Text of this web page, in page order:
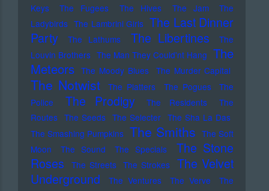
Keys
The Fugees The Hives The Jam
The
Ladybirds The Lambrini Girls The Last Dinner
Party
The Lathums The Libertines
The
Louvin Brothers The Man They Could'nt Hang The
Meteors The Moody Blues The Murder Capital
The Notwist The Platters The Pogues
The
Police
The Prodigy The Residents
The
Routes The Seeds The Selecter The Sha La Das
The Smashing Pumpkins The Smiths The Soft
Moon
The Sound The Specials
The Stone
Roses
The Streets The Strokes
The Velvet
Underground
The Ventures The Verve
The